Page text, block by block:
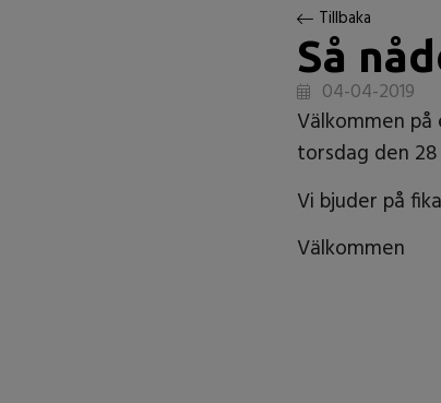
Tillbaka
Så
04-04-2019
Välkommen
torsdag den
Vi bjuder på
Välkommen